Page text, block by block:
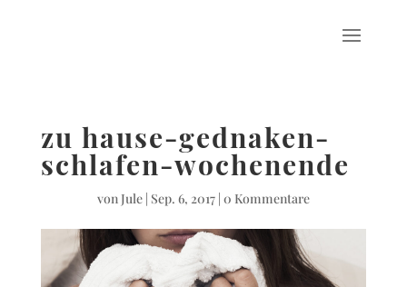
zu hause-gednaken-
schlafen-wochenende
vonJule| Sep. 6, 2017| 0 Kommentare